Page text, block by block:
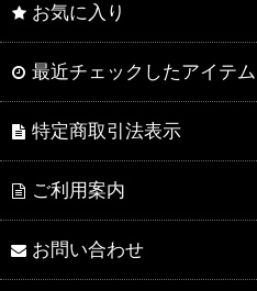
お気に入り
最近チェックしたアイテム
特定商取引法表示
ご利用案内
お問い合わせ